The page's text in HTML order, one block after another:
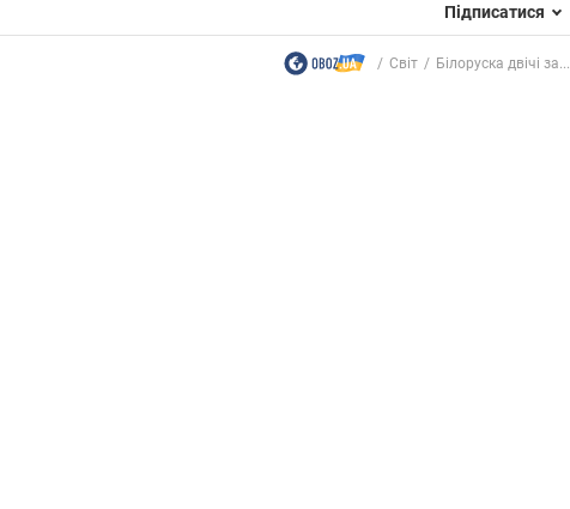
Підписатися
Світ Білоруска двічі за...